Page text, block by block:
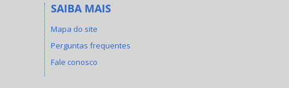
SAIBA MAIS
Mapa do site
Perguntas frequentes
Fale conosco